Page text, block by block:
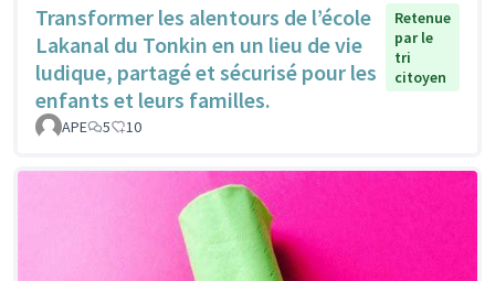
Transformer les alentours de l’école
Lakanal du Tonkin en un lieu de vie
ludique, partagé et sécurisé pour les
enfants et leurs familles.
Retenue
par le
tri
citoyen
APE 5 10